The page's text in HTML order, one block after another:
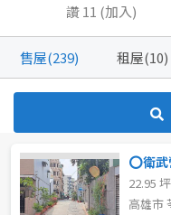
坪數
不拘
40~50 坪
不拘
20~30 坪
80坪以上
讚 11 (加入)
售屋(239) 租屋(10)
22.95
高雄市